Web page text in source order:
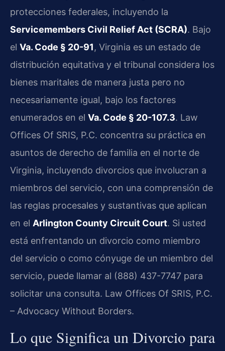
protecciones federales, incluyendo la
Servicemembers Civil Relief Act (SCRA). Bajo
el Va. Code § 20-91, Virginia es un estado de
distribución equitativa y el tribunal considera los
bienes maritales de manera justa pero no
necesariamente igual, bajo los factores
enumerados en el Va. Code § 20-107.3. Law
Offices Of SRIS, P.C. concentra su práctica en
asuntos de derecho de familia en el norte de
Virginia, incluyendo divorcios que involucran a
miembros del servicio, con una comprensión de
las reglas procesales y sustantivas que aplican
en el Arlington County Circuit Court. Si usted
está enfrentando un divorcio como miembro
del servicio o como cónyuge de un miembro del
servicio, puede llamar al (888) 437-7747 para
solicitar una consulta. Law Offices Of SRIS, P.C.
– Advocacy Without Borders.
Lo que Significa un Divorcio para